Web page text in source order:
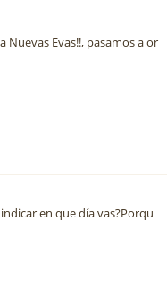
Nuevas Evas!!, pasamos a or
en que día vas?Porqu